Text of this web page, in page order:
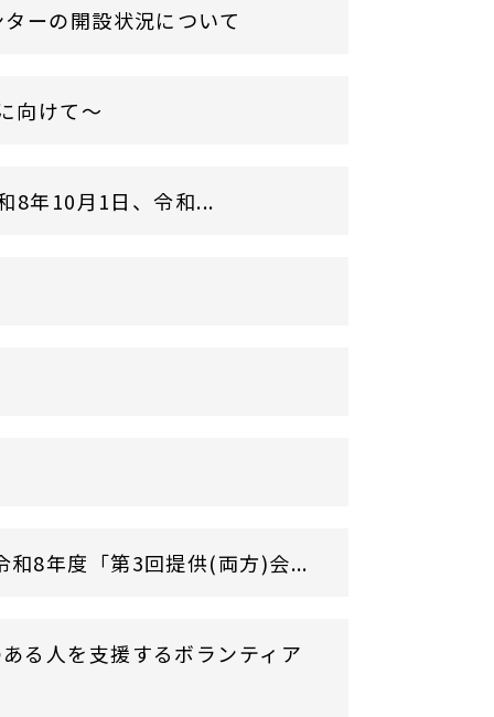
ーの開設状況について
向けて～
8年10月1日、令和...
和8年度「第3回提供(両方)会...
る人を支援するボランティア